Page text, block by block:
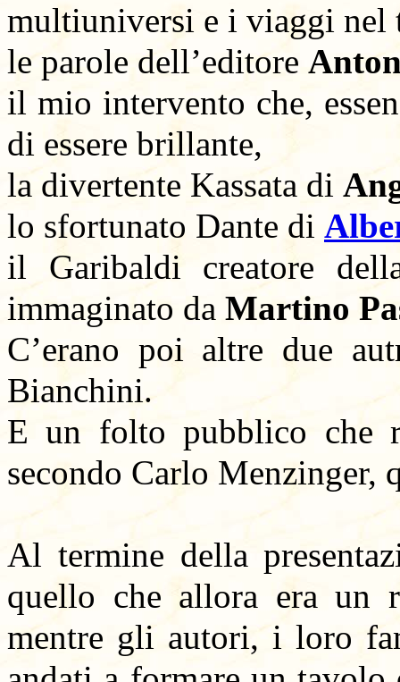
multiuniversi e i viaggi nel
le parole dell’editore
il mio intervento che,
di essere brillante,
la divertente Kassata di
lo sfortunato Dante di
il Garibaldi creatore
immaginato da Martino
C’erano poi altre due
Bianchini.
E un folto pubblico che
secondo Carlo Menzinger,
Al termine della
quello che allora era un
mentre gli autori, i loro